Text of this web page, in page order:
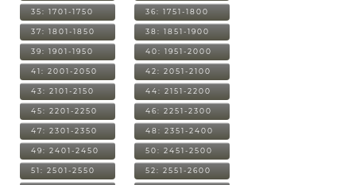
35: 1701-1750 36: 1751-1800
37: 1801-1850 38: 1851-1900
39: 1901-1950 40: 1951-2000
41: 2001-2050 42: 2051-2100
43: 2101-2150 44: 2151-2200
45: 2201-2250 46: 2251-2300
47: 2301-2350 48: 2351-2400
49: 2401-2450 50: 2451-2500
51: 2501-2550 52: 2551-2600